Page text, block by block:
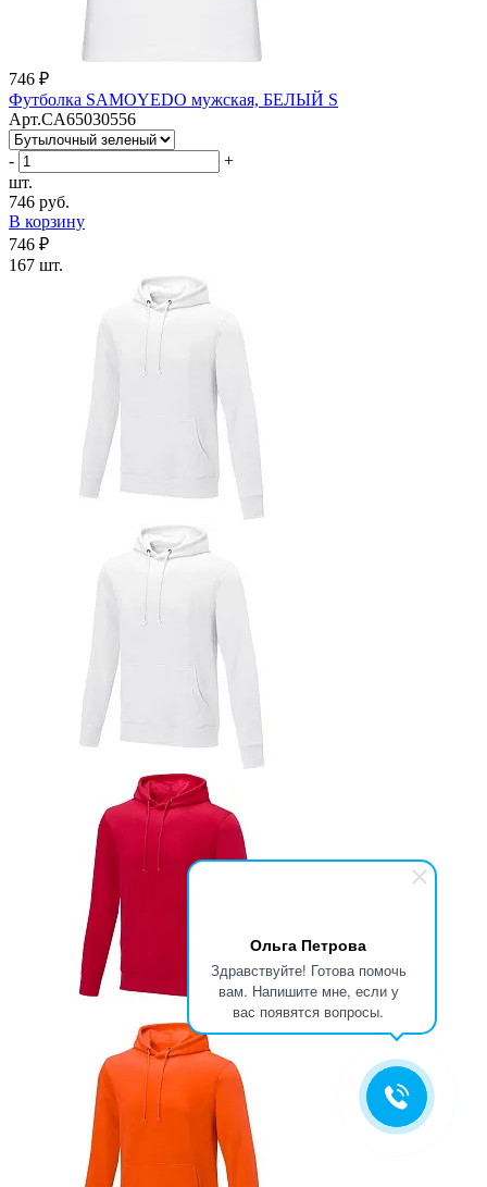
Ольга Петрова
Здравствуйте! Готова помочь
вам. Напишите мне, если у
вас появятся вопросы.
746 ₽
Футболка SAMOYEDO мужская, БЕЛЫЙ S
Арт.CA65030556
-
+
шт.
746 руб.
В корзину
746 ₽
167 шт.